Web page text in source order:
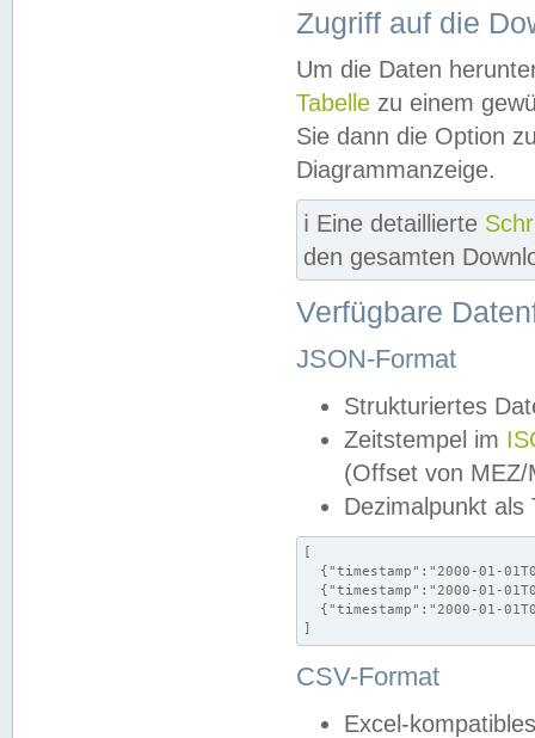
Zugriff auf die
Um die Daten
Tabelle zu einem
Sie dann die Option
Diagrammanzeige.
ℹ️ Eine detaillierte
den gesamten
Verfügbare
JSON-Format
Strukturiertes
Zeitstempel im
(Offset von MEZ/
Dezimalpunkt als
[
{"timestamp":"2000-01-
{"timestamp":"2000-01-
{"timestamp":"2000-01-
]
CSV-Format
Excel-